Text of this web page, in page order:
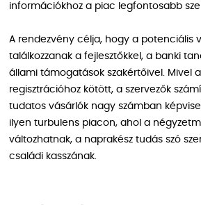
információkhoz a piac legfontosabb
A rendezvény célja, hogy a potenciális
találkozzanak a fejlesztőkkel, a banki
állami támogatások szakértőivel. Mivel
regisztrációhoz kötött, a szervezők
tudatos vásárlók nagy számban
ilyen turbulens piacon, ahol a
változhatnak, a naprakész tudás szó
családi kasszának.